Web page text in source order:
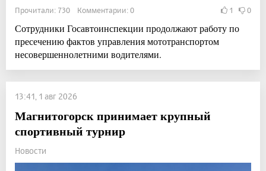
Прочитали: 730 Комментарии: 0 1 0
Сотрудники Госавтоинспекции продолжают работу по
пресечению фактов управления мототранспортом
несовершеннолетними водителями.
13:41, 1 авг 2026
Магнитогорск принимает крупный
спортивный турнир
Новости